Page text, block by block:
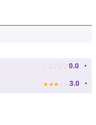
♪ ♪ ♪ ♪ ♪ 0.0
★ ★ ★ ★ ★ 3.0